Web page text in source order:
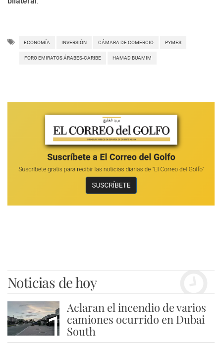
ECONOMÍA INVERSIÓN CÁMARA DE COMERCIO PYMES
FORO EMIRATOS ÁRABES-CARIBE HAMAD BUAMIM
Noticias de hoy
1
Aclaran el incendio de varios
camiones ocurrido en Dubai
South